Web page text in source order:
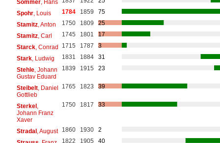
Sommer, Hans
Spohr, Louis 1784 1859
75
Stamitz, Anton 1750 1809
25
Stamitz, Carl 1745 1801
17
Starck, Conrad 1715 1787
3
Stark, Ludwig 1831 1884
31
Stehle, Johann
Gustav Eduard
1839 1915 23
Steibelt, Daniel
Gottlieb
1765 1823 39
Sterkel,
Johann Franz
Xaver
1750 1817 33
Stradal, August 1860 1930
2
1822 1905
40